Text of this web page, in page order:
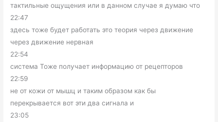
тактильные ощущения или в данном случае я думаю что
22:47
здесь тоже будет работать это теория через движение
через движение нервная
22:54
система Тоже получает информацию от рецепторов
22:59
не от кожи от мышц и таким образом как бы
перекрывается вот эти два сигнала и
23:05